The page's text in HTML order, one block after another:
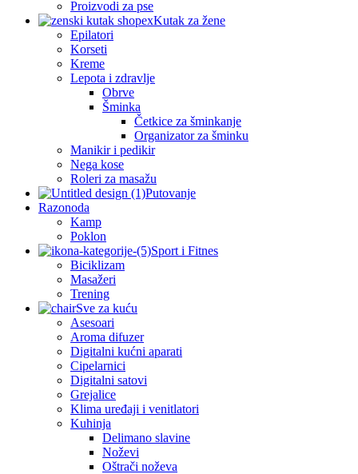
Proizvodi za pse
Kutak za žene
Epilatori
Korseti
Kreme
Lepota i zdravlje
Obrve
Šminka
Četkice za šminkanje
Organizator za šminku
Manikir i pedikir
Nega kose
Roleri za masažu
Putovanje
Razonoda
Kamp
Poklon
Sport i Fitnes
Biciklizam
Masažeri
Trening
Sve za kuću
Asesoari
Aroma difuzer
Digitalni kućni aparati
Cipelarnici
Digitalni satovi
Grejalice
Klima uređaji i venitlatori
Kuhinja
Delimano slavine
Noževi
Oštrači noževa